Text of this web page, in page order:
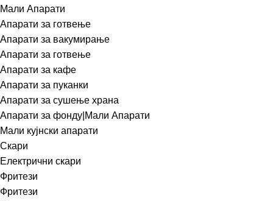
Мали Апарати
Апарати за готвење
Апарати за вакумирање
Апарати за готвење
Апарати за кафе
Апарати за пуканки
Апарати за сушење храна
Апарати за фонду|Мали Апарати
Мали кујнски апарати
Скари
Електрични скари
Фритези
Фритези